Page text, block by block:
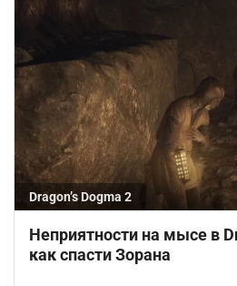
Dragon’s Dogma 2
Неприятности на мысе в
как спасти Зорана